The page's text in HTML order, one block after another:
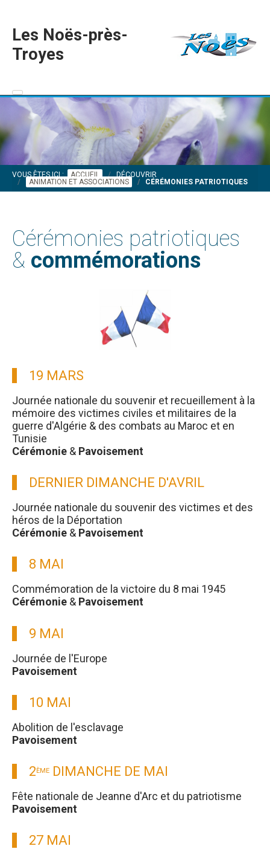
Les Noës-près-
Troyes
VOUS ÊTES ICI : ACCUEIL
DÉCOUVRIR
ANIMATION ET ASSOCIATIONS
CÉRÉMONIES PATRIOTIQUES
Cérémonies patriotiques
& commémorations
19 MARS
Journée nationale du souvenir et recueillement à la
mémoire des victimes civiles et militaires de la
guerre d'Algérie & des combats au Maroc et en
Tunisie
Cérémonie & Pavoisement
DERNIER DIMANCHE D'AVRIL
Journée nationale du souvenir des victimes et des
héros de la Déportation
Cérémonie & Pavoisement
8 MAI
Commémoration de la victoire du 8 mai 1945
Cérémonie & Pavoisement
9 MAI
Journée de l'Europe
Pavoisement
10 MAI
Abolition de l'esclavage
Pavoisement
2ÈME DIMANCHE DE MAI
Fête nationale de Jeanne d'Arc et du patriotisme
Pavoisement
27 MAI